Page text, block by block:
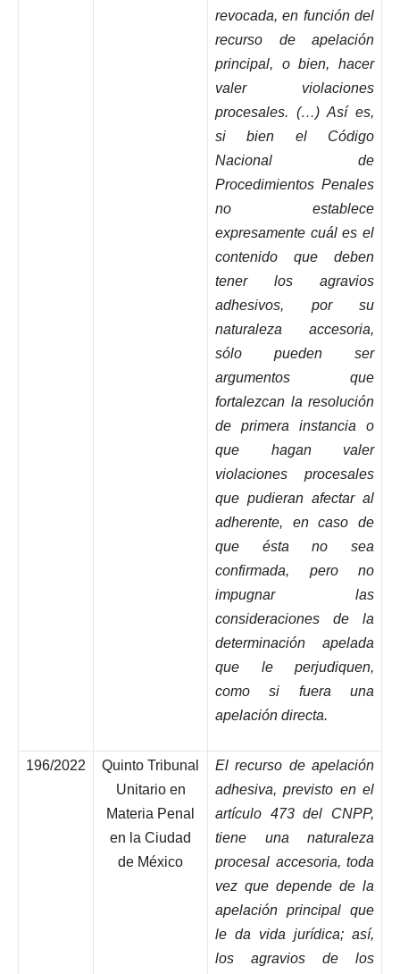
revocada, en función del
recurso de apelación
principal, o bien, hacer
valer violaciones
procesales. (…) Así es,
si bien el Código
Nacional de
Procedimientos Penales
no establece
expresamente cuál es el
contenido que deben
tener los agravios
adhesivos, por su
naturaleza accesoria,
sólo pueden ser
argumentos que
fortalezcan la resolución
de primera instancia o
que hagan valer
violaciones procesales
que pudieran afectar al
adherente, en caso de
que ésta no sea
confirmada, pero no
impugnar las
consideraciones de la
determinación apelada
que le perjudiquen,
como si fuera una
apelación directa.
196/2022
Quinto Tribunal
Unitario en
Materia Penal
en la Ciudad
de México
El recurso de apelación
adhesiva, previsto en el
artículo 473 del CNPP,
tiene una naturaleza
procesal accesoria, toda
vez que depende de la
apelación principal que
le da vida jurídica; así,
los agravios de los